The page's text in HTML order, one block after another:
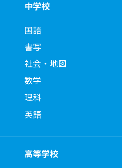
中学校
国語
書写
社会・地図
数学
理科
英語
高等学校